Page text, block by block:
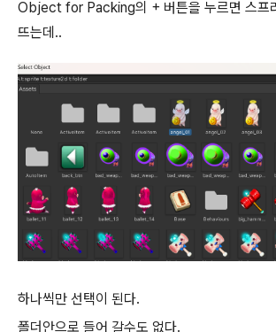
Object for Packing의 + 버튼을 누르면 스프
뜨는데..
하나씩만 선택이 된다.
폴더안으로 들어 갈수도 없다.